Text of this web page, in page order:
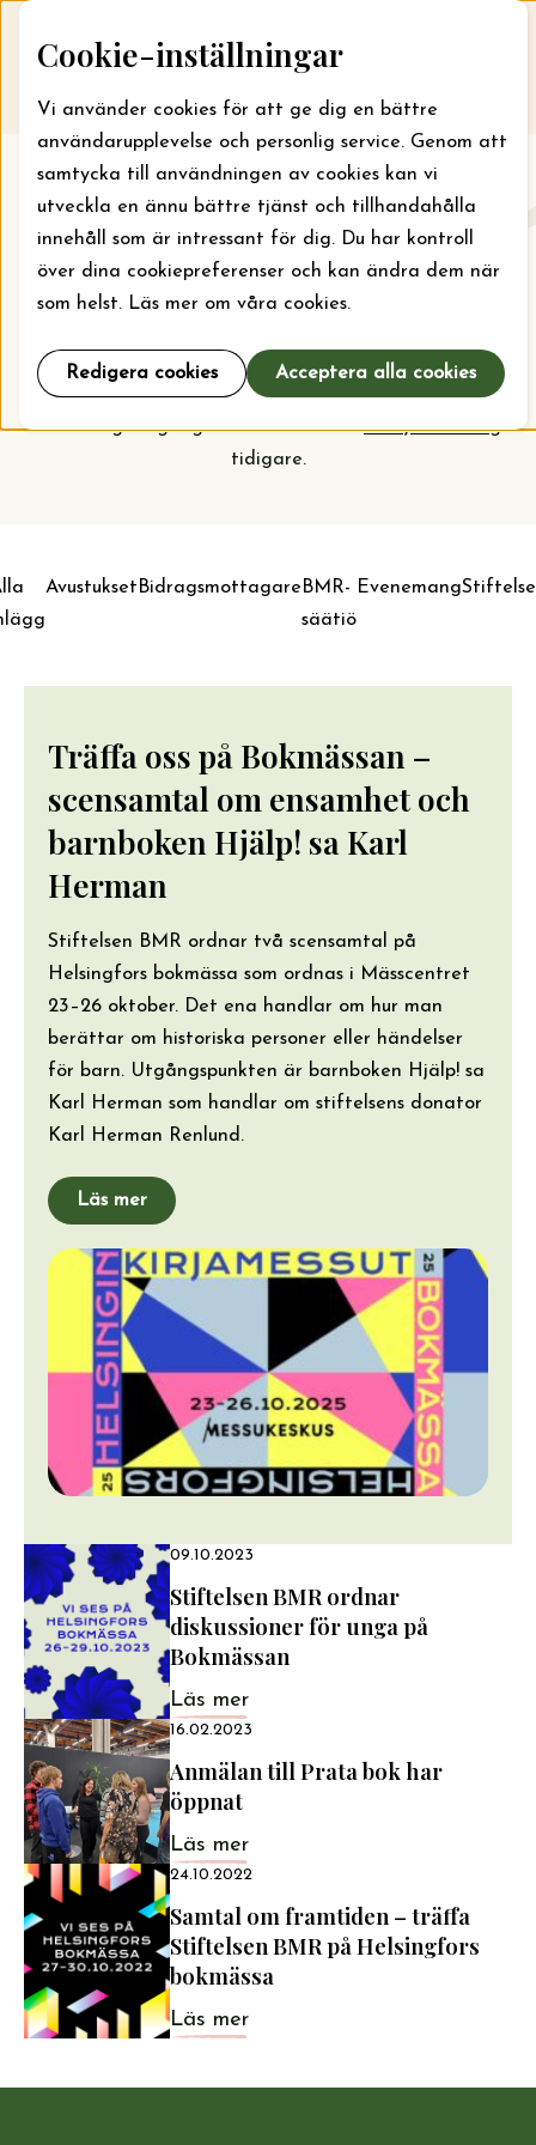
Cookie-inställningar
Vi använder cookies för att ge dig en bättre
användarupplevelse och personlig service. Genom att
samtycka till användningen av cookies kan vi
utveckla en ännu bättre tjänst och tillhandahålla
innehåll som är intressant för dig. Du har kontroll
över dina cookiepreferenser och kan ändra dem när
som helst. Läs mer om våra cookies.
Redigera cookies Acceptera alla cookies
Skip to content
Till webbansökan
Aktuellt
Här kan du läsa om vad stiftelsen jobbar med just nu
och vilka bidrag som kan sökas. För läger kan bidrag
för projekt och verksamhet är det september som
gäller. Kollaprioriteringarnainför nästa
ansökningsomgång och vem som harbeviljats bidrag
tidigare.
AvustuksetBidragsmottagareBMR-
säätiö
Evenemang
Träffa oss på Bokmässan –
scensamtal om ensamhet och
barnboken Hjälp! sa Karl
Herman
Stiftelsen BMR ordnar två scensamtal på
Helsingfors bokmässa som ordnas i Mässcentret
23–26 oktober. Det ena handlar om hur man
berättar om historiska personer eller händelser
för barn. Utgångspunkten är barnboken Hjälp! sa
Karl Herman som handlar om stiftelsens donator
Karl Herman Renlund.
Läs mer
09.10.2023
Stiftelsen BMR ordnar
diskussioner för unga på
Bokmässan
Läs mer
16.02.2023
Anmälan till Prata bok har
öppnat
Läs mer
24.10.2022
Samtal om framtiden – träffa
Stiftelsen BMR på Helsingfors
bokmässa
Läs mer